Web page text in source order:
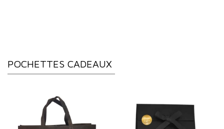
POCHETTES CADEAUX